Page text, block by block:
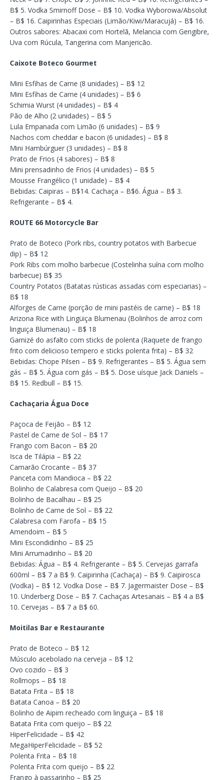
B$ 5. Vodka Smirnoff Dose – B$ 10. Vodka Wyborowa/Absolut
– B$ 16. Caipirinhas Especiais (Limão/Kiwi/Maracujá) – B$ 16.
Outros sabores: Abacaxi com Hortelã, Melancia com Gengibre,
Uva com Rúcula, Tangerina com Manjericão.
Caixote Boteco Gourmet
Mini Esfihas de Carne (8 unidades) – B$ 12
Mini Esfihas de Carne (4 unidades) – B$ 6
Schimia Wurst (4 unidades) – B$ 4
Pão de Alho (2 unidades) – B$ 5
Lula Empanada com Limão (6 unidades) – B$ 9
Nachos com cheddar e bacon (6 unidades) – B$ 8
Mini Hambúrguer (3 unidades) – B$ 8
Prato de Frios (4 sabores) – B$ 8
Mini prensadinho de Frios (4 unidades) – B$ 5
Mousse Frangélico (1 unidade) – B$ 4
Bebidas: Caipiras – B$14. Cachaça – B$6. Água – B$ 3.
Refrigerante – B$ 4.
ROUTE 66 Motorcycle Bar
Prato de Boteco (Pork ribs, country potatos with Barbecue
dip) – B$ 12
Pork Ribs com molho barbecue (Costelinha suína com molho
barbecue) B$ 35
Country Potatos (Batatas rústicas assadas com especiarias) –
B$ 18
Alforges de Carne (porção de mini pastéis de carne) – B$ 18
Arizona Rice with Lingüiça Blumenau (Bolinhos de arroz com
linguiça Blumenau) – B$ 18
Garnizé do asfalto com sticks de polenta (Raquete de frango
frito com delicioso tempero e sticks polenta frita) – B$ 32
Bebidas: Chope Pilsen – B$ 9. Refrigerantes – B$ 5. Água sem
gás – B$ 5. Água com gás – B$ 5. Dose uísque Jack Daniels –
B$ 15. Redbull – B$ 15.
Cachaçaria Água Doce
Paçoca de Feijão – B$ 12
Pastel de Carne de Sol – B$ 17
Frango com Bacon – B$ 20
Isca de Tilápia – B$ 22
Camarão Crocante – B$ 37
Panceta com Mandioca – B$ 22
Bolinho de Calabresa com Queijo – B$ 20
Bolinho de Bacalhau – B$ 25
Bolinho de Carne de Sol – B$ 22
Calabresa com Farofa – B$ 15
Amendoim – B$ 5
Mini Escondidinho – B$ 25
Mini Arrumadinho – B$ 20
Bebidas: Água – B$ 4. Refrigerante – B$ 5. Cervejas garrafa
600ml – B$ 7 a B$ 9. Caipirinha (Cachaça) – B$ 9. Caipirosca
(Vodka) – B$ 12. Vodka Dose – B$ 7. Jagermaister Dose – B$
10. Underberg Dose – B$ 7. Cachaças Artesanais – B$ 4 a B$
10. Cervejas – B$ 7 a B$ 60.
Moitilas Bar e Restaurante
Prato de Boteco – B$ 12
Músculo acebolado na cerveja – B$ 12
Ovo cozido – B$ 3
Rollmops – B$ 18
Batata Frita – B$ 18
Batata Canoa – B$ 20
Bolinho de Aipim recheado com linguiça – B$ 18
Batata Frita com queijo – B$ 22
HiperFelicidade – B$ 42
MegaHiperFelicidade – B$ 52
Polenta Frita – B$ 18
Polenta Frita com queijo – B$ 22
Frango à passarinho – B$ 25